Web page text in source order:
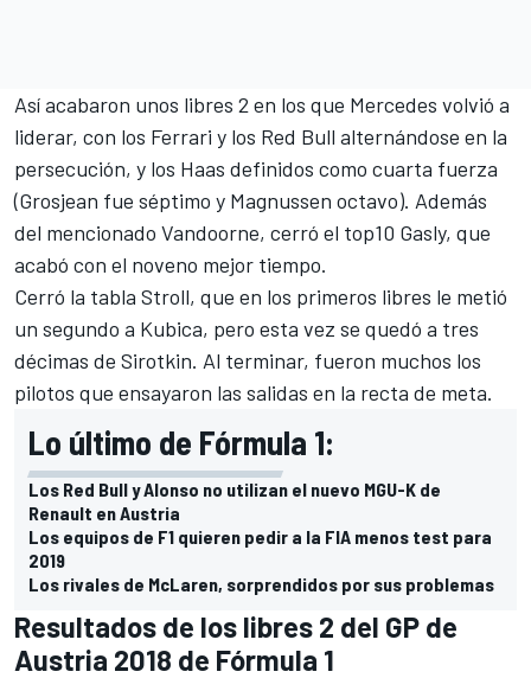
Así acabaron unos libres 2 en los que Mercedes volvió a
liderar, con los Ferrari y los Red Bull alternándose en la
persecución, y los Haas definidos como cuarta fuerza
(Grosjean fue séptimo y Magnussen octavo). Además
del mencionado Vandoorne, cerró el top10 Gasly, que
acabó con el noveno mejor tiempo.
Cerró la tabla Stroll, que en los primeros libres le metió
un segundo a Kubica, pero esta vez se quedó a tres
décimas de Sirotkin. Al terminar, fueron muchos los
pilotos que ensayaron las salidas en la recta de meta.
Lo último de Fórmula 1:
Los Red Bull y Alonso no utilizan el nuevo MGU-K de
Renault en Austria
Los equipos de F1 quieren pedir a la FIA menos test para
2019
Los rivales de McLaren, sorprendidos por sus problemas
Resultados de los libres 2 del GP de
Austria 2018 de Fórmula 1